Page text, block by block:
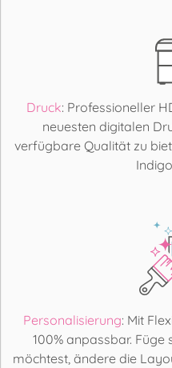
Druck: Professioneller
neuesten digitalen
verfügbare Qualität zu
Personalisierung: Mit
100% anpassbar. Füge
möchtest, ändere die